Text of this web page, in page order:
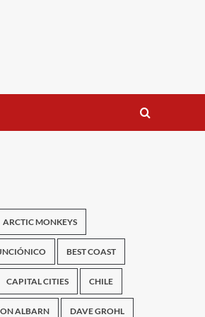
ARCTIC MONKEYS
BEST COAST
CAPITAL CITIES CHILE
ALBARN DAVE GROHL